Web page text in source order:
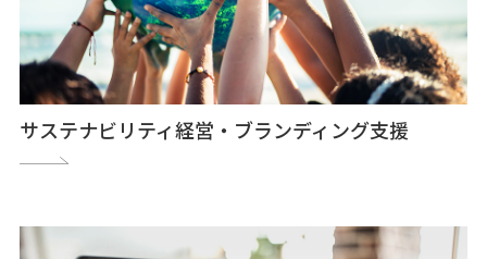
サステナビリティ経営・ブランディング支援